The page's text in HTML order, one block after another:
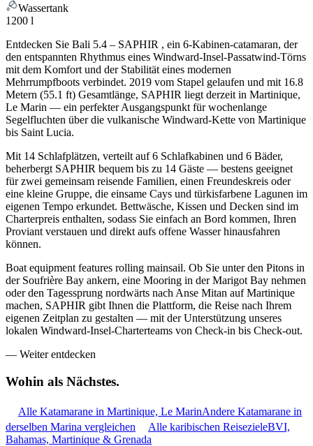
Wassertank
1200 l
Entdecken Sie Bali 5.4 – SAPHIR , ein 6-Kabinen-catamaran, der
den entspannten Rhythmus eines Windward-Insel-Passatwind-Törns
mit dem Komfort und der Stabilität eines modernen
Mehrrumpfboots verbindet. 2019 vom Stapel gelaufen und mit 16.8
Metern (55.1 ft) Gesamtlänge, SAPHIR liegt derzeit in Martinique,
Le Marin — ein perfekter Ausgangspunkt für wochenlange
Segelfluchten über die vulkanische Windward-Kette von Martinique
bis Saint Lucia.
Mit 14 Schlafplätzen, verteilt auf 6 Schlafkabinen und 6 Bäder,
beherbergt SAPHIR bequem bis zu 14 Gäste — bestens geeignet
für zwei gemeinsam reisende Familien, einen Freundeskreis oder
eine kleine Gruppe, die einsame Cays und türkisfarbene Lagunen im
eigenen Tempo erkundet. Bettwäsche, Kissen und Decken sind im
Charterpreis enthalten, sodass Sie einfach an Bord kommen, Ihren
Proviant verstauen und direkt aufs offene Wasser hinausfahren
können.
Boat equipment features rolling mainsail. Ob Sie unter den Pitons in
der Soufrière Bay ankern, eine Mooring in der Marigot Bay nehmen
oder den Tagessprung nordwärts nach Anse Mitan auf Martinique
machen, SAPHIR gibt Ihnen die Plattform, die Reise nach Ihrem
eigenen Zeitplan zu gestalten — mit der Unterstützung unseres
lokalen Windward-Insel-Charterteams von Check-in bis Check-out.
— Weiter entdecken
Wohin als Nächstes.
Alle Katamarane in Martinique, Le MarinAndere Katamarane in
derselben Marina vergleichen
Alle karibischen ReisezieleBVI,
Bahamas, Martinique & Grenada